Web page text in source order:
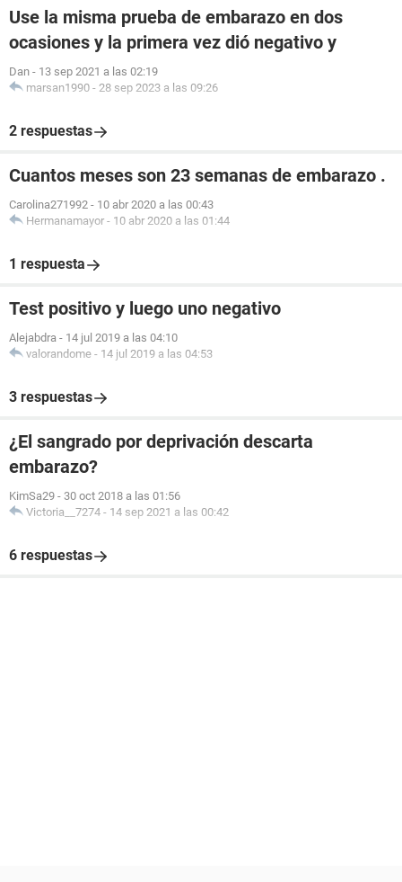
Use la misma prueba de embarazo en dos
ocasiones y la primera vez dió negativo y
Dan - 13 sep 2021 a las 02:19
marsan1990 - 28 sep 2023 a las 09:26
2 respuestas
Cuantos meses son 23 semanas de embarazo .
Carolina271992 - 10 abr 2020 a las 00:43
Hermanamayor - 10 abr 2020 a las 01:44
1 respuesta
Test positivo y luego uno negativo
Alejabdra - 14 jul 2019 a las 04:10
valorandome - 14 jul 2019 a las 04:53
3 respuestas
¿El sangrado por deprivación descarta
embarazo?
KimSa29 - 30 oct 2018 a las 01:56
Victoria__7274 - 14 sep 2021 a las 00:42
6 respuestas